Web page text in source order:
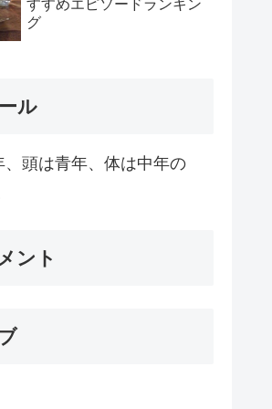
すすめエピソードランキン
グ
ル
、頭は青年、体は中年の
ント